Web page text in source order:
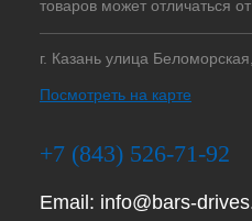
товаров может отличаться
г. Казань улица
Посмотреть на карте
+7 (843) 526-71-92
Email: info@bars-